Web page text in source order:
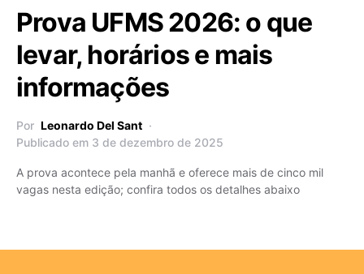
Prova UFMS 2026: o que
levar, horários e mais
informações
Por Leonardo Del Sant
Publicado em 3 de dezembro de 2025
A prova acontece pela manhã e oferece mais de cinco mil
vagas nesta edição; confira todos os detalhes abaixo